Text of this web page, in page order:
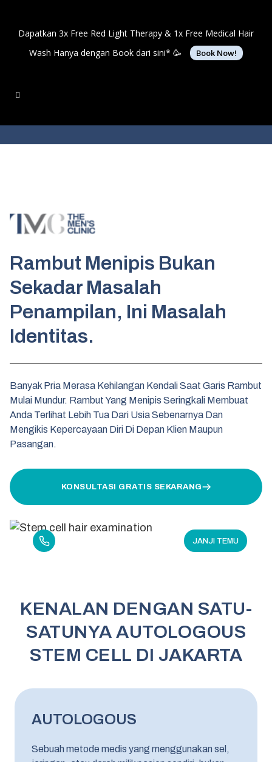
Dapatkan 3x Free Red Light Therapy & 1x Free Medical Hair
Wash Hanya dengan Book dari sini* 🥳
Book Now!
Rambut Menipis Bukan
Sekadar Masalah
Penampilan, Ini Masalah
Identitas.
Banyak Pria Merasa Kehilangan Kendali Saat Garis Rambut
Mulai Mundur. Rambut Yang Menipis Seringkali Membuat
Anda Terlihat Lebih Tua Dari Usia Sebenarnya Dan
Mengikis Kepercayaan Diri Di Depan Klien Maupun
Pasangan.
KONSULTASI GRATIS SEKARANG
JANJI TEMU
KENALAN DENGAN SATU-
SATUNYA AUTOLOGOUS
STEM CELL DI JAKARTA
AUTOLOGOUS
Sebuah metode medis yang menggunakan sel,